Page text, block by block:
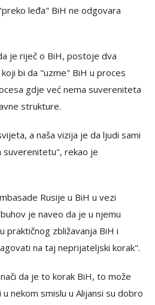
leđa" BiH ne odgovara
je riječ o BiH, postoje dva
bi da "uzme" BiH u proces
gdje već nema suvereniteta
strukture.
a naša vizija je da ljudi sami
suverenitetu", rekao je
Rusije u BiH u vezi
je naveo da je u njemu
praktičnog zbližavanja BiH i
na taj neprijateljski korak".
da je to korak BiH, to može
nekom smislu u Alijansi su dobro